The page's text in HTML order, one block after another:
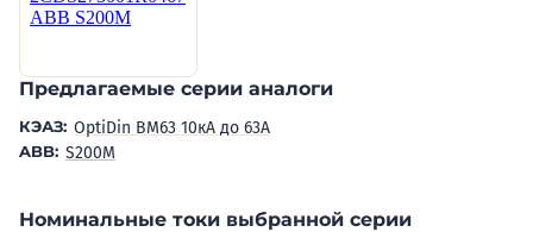
Предлагаемые серии аналоги
КЭАЗ: OptiDin BM63 10кА до 63А
ABB: S200M
Номинальные токи выбранной серии